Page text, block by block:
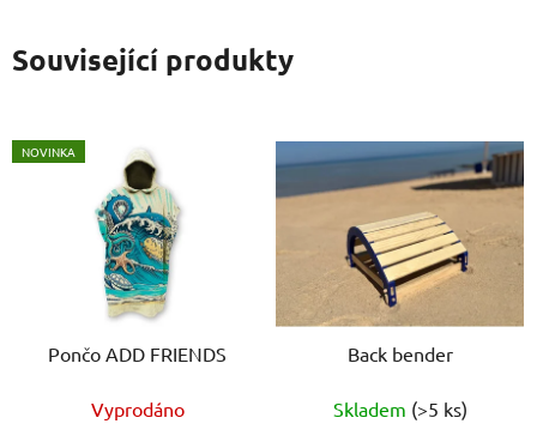
Související produkty
NOVINKA
Pončo ADD FRIENDS
Vyprodáno
Back bender
Skladem (>5 ks)